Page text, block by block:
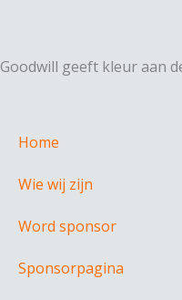
Goodwill geeft kleur aan
Home
Wie wij zijn
Word sponsor
Sponsorpagina